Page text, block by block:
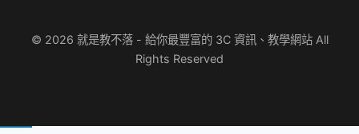
© 2026 就是教不落 - 給你最豐富的 3C 資訊、教學網站 All
Rights Reserved